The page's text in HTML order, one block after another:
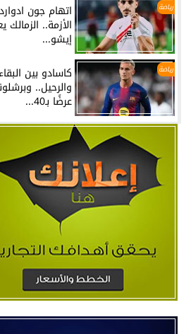
رياضة اتهام جون
الأزمة.. الزمالك
إيشو...
رياضة كاسادو بين البقاء
والرحيل..
عرضًا بـ40...